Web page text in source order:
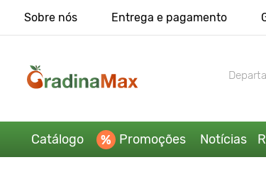
Sobre nós Entrega e pagamento
Catálogo Promoções Notícias